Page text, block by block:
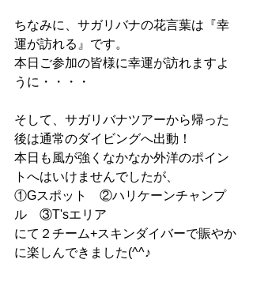
ちなみに、サガリバナの花言葉は『幸
運が訪れる』です。
本日ご参加の皆様に幸運が訪れますよ
うに・・・・
そして、サガリバナツアーから帰った
後は通常のダイビングへ出動！
本日も風が強くなかなか外洋のポイン
トへはいけませんでしたが、
①Gスポット　②ハリケーンチャンプ
ル　③T'sエリア
にて２チーム+スキンダイバーで賑やか
に楽しんできました(^^♪